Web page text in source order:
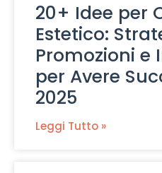
20+ Idee per
Estetico:
Promozioni e
per Avere
2025
Leggi Tutto »